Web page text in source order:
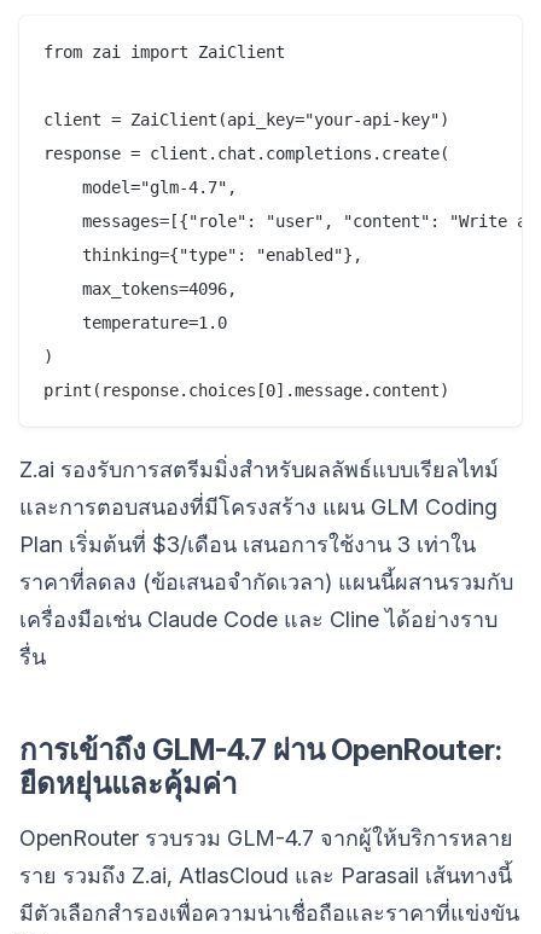
from zai import ZaiClient
client = ZaiClient(api_key="your-api-key")
response = client.chat.completions.create(
    model="glm-4.7",
messages=[{"role": "user", "content": "Write a
    thinking={"type": "enabled"},
    max_tokens=4096,
    temperature=1.0
)
Z.ai รองรับการสตรีมมิ่งสำหรับผลลัพธ์แบบเรียลไทม์
และการตอบสนองที่มีโครงสร้าง แผน GLM Coding
Plan เริ่มต้นที่ $3/เดือน เสนอการใช้งาน 3 เท่าใน
ราคาที่ลดลง (ข้อเสนอจำกัดเวลา) แผนนี้ผสานรวมกับ
เครื่องมือเช่น Claude Code และ Cline ได้อย่างราบ
รื่น
การเข้าถึง GLM-4.7 ผ่าน OpenRouter:
ยืดหยุ่นและคุ้มค่า
OpenRouter รวบรวม GLM-4.7 จากผู้ให้บริการหลาย
ราย รวมถึง Z.ai, AtlasCloud และ Parasail เส้นทางนี้
มีตัวเลือกสำรองเพื่อความน่าเชื่อถือและราคาที่แข่งขัน